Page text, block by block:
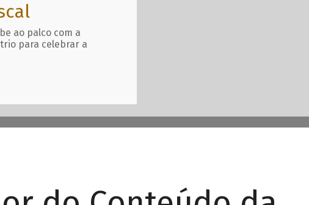
ao palco com a
para celebrar a